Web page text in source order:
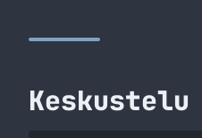
Keskustelu